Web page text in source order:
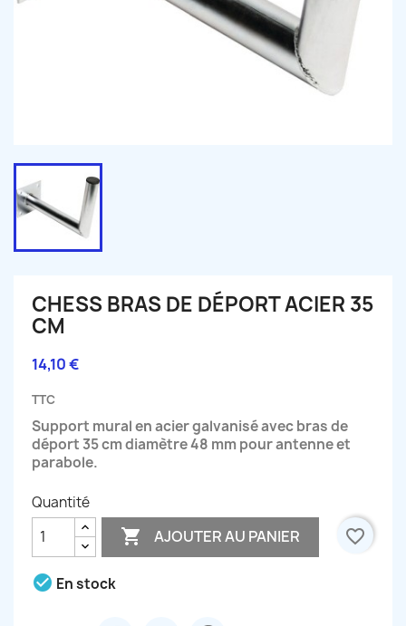
CHESS BRAS DE DÉPORT ACIER 35
CM
14,10 €
TTC
Support mural en acier galvanisé avec bras de
déport 35cm diamètre 48 mm pour antenne et
parabole.
Quantité
 AJOUTER AU PANIER favorite_border
check_circle En stock